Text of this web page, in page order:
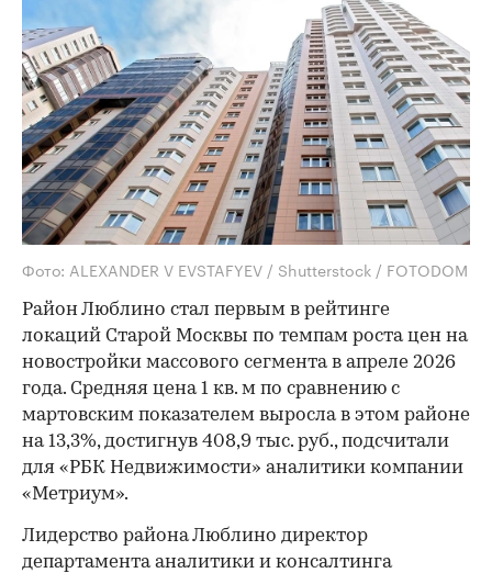
Фото: ALEXANDER V EVSTAFYEV / Shutterstock / FOTODOM
Район Люблино стал первым в рейтинге
локаций Старой Москвы по темпам роста цен на
новостройки массового сегмента в апреле 2026
года. Средняя цена 1 кв. м по сравнению с
мартовским показателем выросла в этом районе
на 13,3%, достигнув 408,9 тыс. руб., подсчитали
для «РБК Недвижимости» аналитики компании
«Метриум».
Лидерство района Люблино директор
департамента аналитики и консалтинга